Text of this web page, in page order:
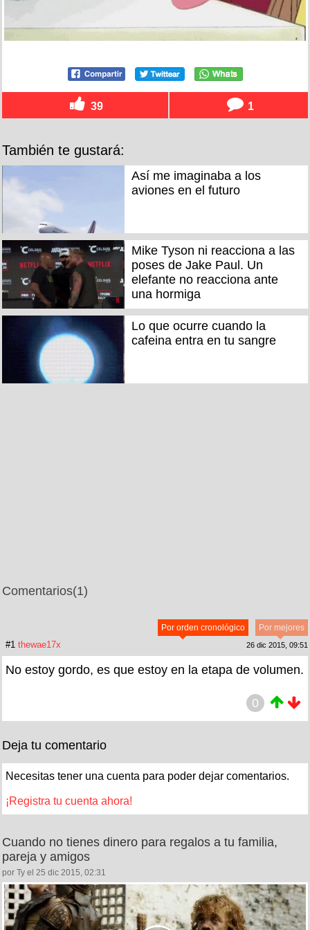
39 1
También te gustará:
Así me imaginaba a los
aviones en el futuro
Mike Tyson ni reacciona a las
poses de Jake Paul. Un
elefante no reacciona ante
una hormiga
Lo que ocurre cuando la
cafeina entra en tu sangre
Comentarios(1)
Por mejores
Por orden cronológico
#1 thewae17x 26 dic 2015, 09:51
No estoy gordo, es que estoy en la etapa de volumen.
0
Deja tu comentario
Necesitas tener una cuenta para poder dejar comentarios.
¡Registra tu cuenta ahora!
Cuando no tienes dinero para regalos a tu familia,
pareja y amigos
por Ty el 25 dic 2015, 02:31